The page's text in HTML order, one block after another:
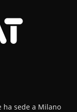
ha sede a Milano